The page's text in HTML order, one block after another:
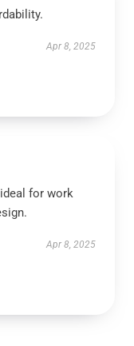
Apr 8, 2025
for work
Apr 8, 2025